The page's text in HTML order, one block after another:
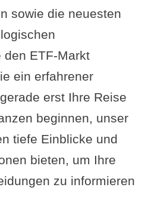
sowie die neuesten
den ETF-Markt
ein erfahrener
erst Ihre Reise
beginnen, unser
tiefe Einblicke und
bieten, um Ihre
zu informieren